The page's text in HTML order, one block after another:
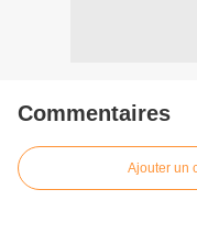
Commentaires
Ajouter un